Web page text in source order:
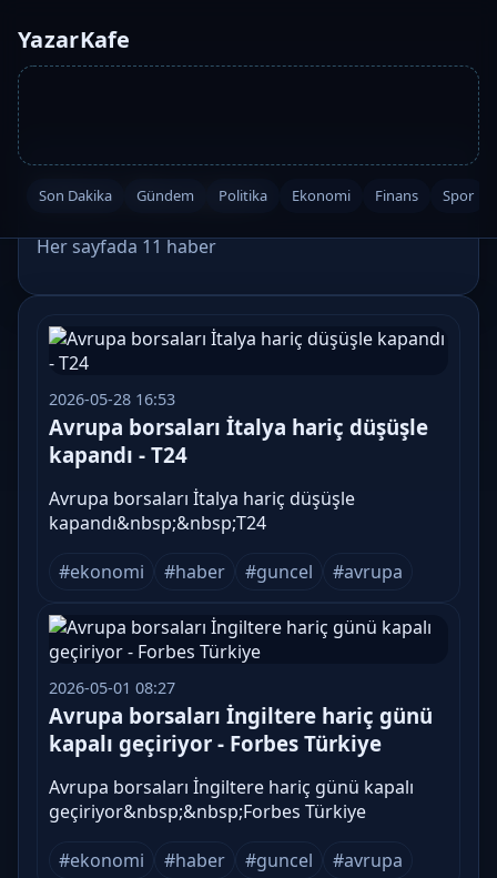
YazarKafe
Son Dakika Gündem Politika Ekonomi Finans Spor
Etiket: #borsalari
Her sayfada 11 haber
2026-05-28 16:53
Avrupa borsaları İtalya hariç düşüşle
kapandı - T24
Avrupa borsaları İtalya hariç düşüşle
kapandı&nbsp;&nbsp;T24
#ekonomi
#haber #guncel #avrupa
2026-05-01 08:27
Avrupa borsaları İngiltere hariç günü
kapalı geçiriyor - Forbes Türkiye
Avrupa borsaları İngiltere hariç günü kapalı
geçiriyor&nbsp;&nbsp;Forbes Türkiye
#ekonomi
#haber #guncel #avrupa